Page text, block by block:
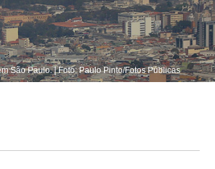
São Paulo. | Foto: Paulo Pinto/Fotos Públicas